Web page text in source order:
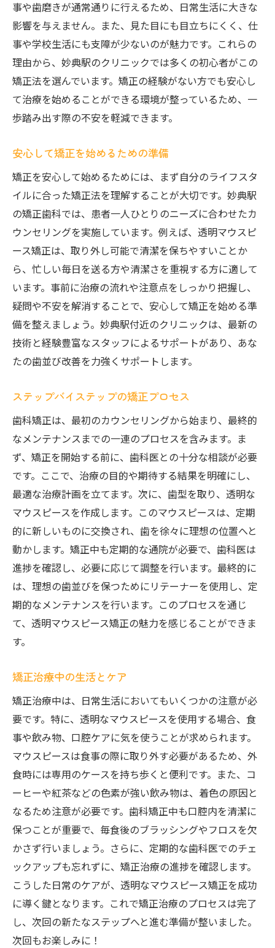
事や歯磨きが通常通りに行えるため、日常生活に大きな
影響を与えません。また、見た目にも目立ちにくく、仕
事や学校生活にも支障が少ないのが魅力です。これらの
理由から、妙典駅のクリニックでは多くの初心者がこの
矯正法を選んでいます。矯正の経験がない方でも安心し
て治療を始めることができる環境が整っているため、一
歩踏み出す際の不安を軽減できます。
安心して矯正を始めるための準備
矯正を安心して始めるためには、まず自分のライフスタ
イルに合った矯正法を理解することが大切です。妙典駅
の矯正歯科では、患者一人ひとりのニーズに合わせたカ
ウンセリングを実施しています。例えば、透明マウスピ
ース矯正は、取り外し可能で清潔を保ちやすいことか
ら、忙しい毎日を送る方や清潔さを重視する方に適して
います。事前に治療の流れや注意点をしっかり把握し、
疑問や不安を解消することで、安心して矯正を始める準
備を整えましょう。妙典駅付近のクリニックは、最新の
技術と経験豊富なスタッフによるサポートがあり、あな
たの歯並び改善を力強くサポートします。
ステップバイステップの矯正プロセス
歯科矯正は、最初のカウンセリングから始まり、最終的
なメンテナンスまでの一連のプロセスを含みます。ま
ず、矯正を開始する前に、歯科医との十分な相談が必要
です。ここで、治療の目的や期待する結果を明確にし、
最適な治療計画を立てます。次に、歯型を取り、透明な
マウスピースを作成します。このマウスピースは、定期
的に新しいものに交換され、歯を徐々に理想の位置へと
動かします。矯正中も定期的な通院が必要で、歯科医は
進捗を確認し、必要に応じて調整を行います。最終的に
は、理想の歯並びを保つためにリテーナーを使用し、定
期的なメンテナンスを行います。このプロセスを通じ
て、透明マウスピース矯正の魅力を感じることができま
す。
矯正治療中の生活とケア
矯正治療中は、日常生活においてもいくつかの注意が必
要です。特に、透明なマウスピースを使用する場合、食
事や飲み物、口腔ケアに気を使うことが求められます。
マウスピースは食事の際に取り外す必要があるため、外
食時には専用のケースを持ち歩くと便利です。また、コ
ーヒーや紅茶などの色素が強い飲み物は、着色の原因と
なるため注意が必要です。歯科矯正中も口腔内を清潔に
保つことが重要で、毎食後のブラッシングやフロスを欠
かさず行いましょう。さらに、定期的な歯科医でのチェ
ックアップも忘れずに、矯正治療の進捗を確認します。
こうした日常のケアが、透明なマウスピース矯正を成功
に導く鍵となります。これで矯正治療のプロセスは完了
し、次回の新たなステップへと進む準備が整いました。
次回もお楽しみに！